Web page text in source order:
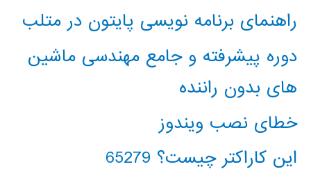
راهنمای برنامه نویسی پایتون در متلب
دوره پیشرفته و جامع مهندسی ماشین
های بدون راننده
خطای نصب ویندوز
این کاراکتر چیست؟ 65279